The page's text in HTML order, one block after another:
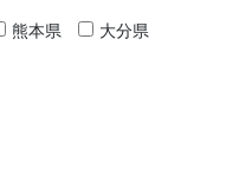
熊本県
大分県